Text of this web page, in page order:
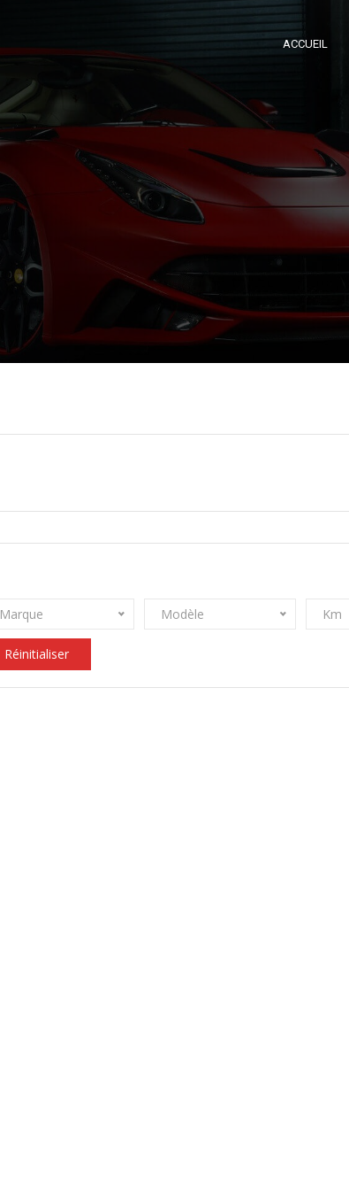
ACCUEIL
Marque Modèle Km
Réinitialiser